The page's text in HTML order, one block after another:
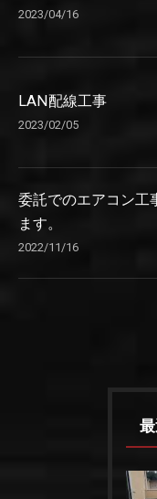
2023/04/16
LAN配線工事
2023/02/05
委託でのエアコン工
ます。
2022/11/16